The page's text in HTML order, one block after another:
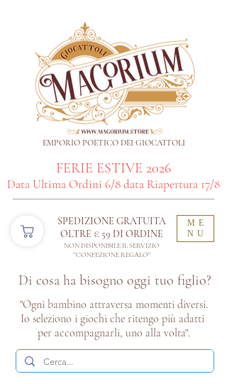
ME
NU
Di cosa ha bisogno oggi tuo figlio?
SPEDIZIONE GRATUITA
OLTRE € 59 DI ORDINE​
NON DISPONIBILE IL SERVIZIO
"CONFEZIONE REGALO"
"Ogni bambino attraversa momenti diversi.
Io seleziono i giochi che ritengo più adatti
per accompagnarli, uno alla volta".
EMPORIO POETICO DEI GIOCATTOLI
FERIE ESTIVE 2026
Data Ultima Ordini 6/8 data Riapertura 17/8